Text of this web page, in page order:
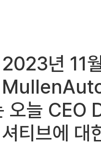
2023년
오늘
티브에 대